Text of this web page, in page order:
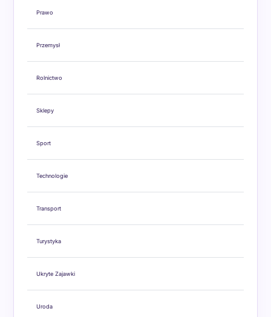
Prawo
Przemysł
Rolnictwo
Sklepy
Sport
Technologie
Transport
Turystyka
Ukryte Zajawki
Uroda